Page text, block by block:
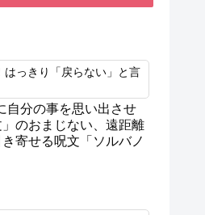
っきり「戻らない」と言
自分の事を思い出させ
のおまじない、遠距離
寄せる呪文「ソルバノ